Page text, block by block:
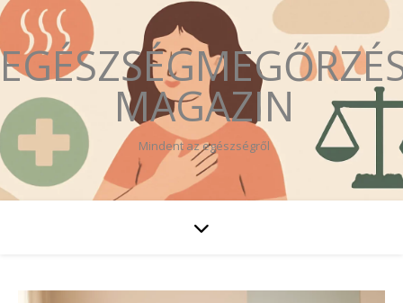
MAGAZIN
Mindent az egészségről